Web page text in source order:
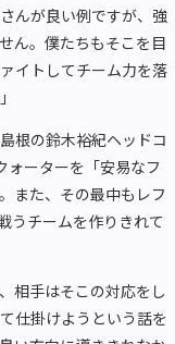
んが良い例ですが、強
ん。僕たちもそこを目
イトしてチーム力を落
根の鈴木裕紀ヘッドコ
ォーターを「安易なフ
また、その最中もレフ
うチームを作りきれて
相手はそこの対応をし
仕掛けようという話を